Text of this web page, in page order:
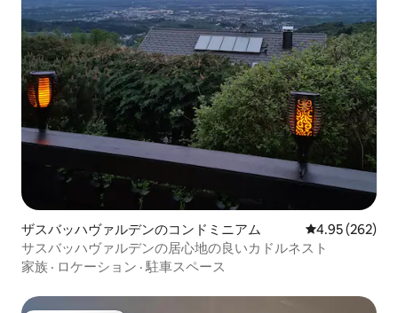
ザスバッハヴァルデンのコンドミニアム レビュー262
4.95 (262)
サスバッハヴァルデンの居心地の良いカドルネスト
家族 · ロケーション · 駐車スペース